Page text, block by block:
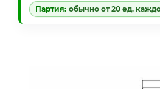
Партия: обычно от 20 ед.